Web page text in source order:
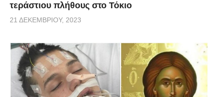
τεράστιου πλήθους στο Τόκιο
21 ΔΕΚΕΜΒΡΊΟΥ, 2023